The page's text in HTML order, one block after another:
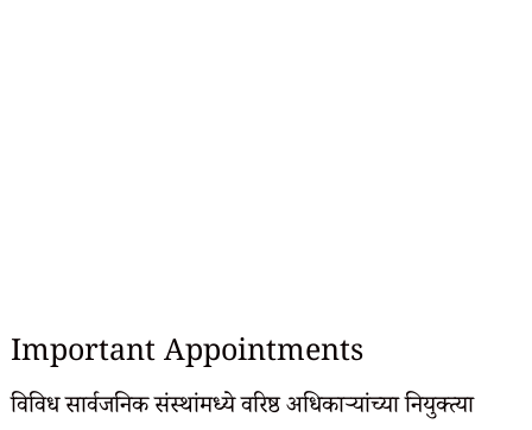
Important Appointments
विविध सार्वजनिक संस्थांमध्ये वरिष्ठ अधिकाऱ्यांच्या नियुक्त्या